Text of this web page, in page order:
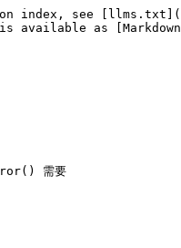
index, see
available as
需要